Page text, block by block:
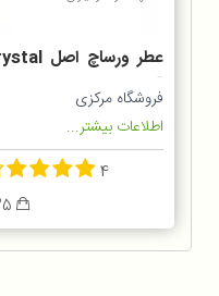
قیمت عالی
فروشگاه مرکزی
اطلاعات بیشتر...
4